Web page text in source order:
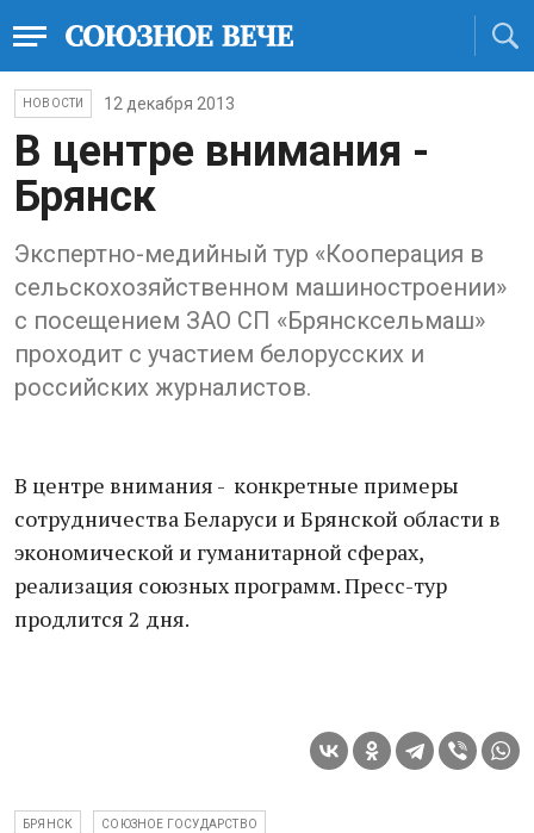
НОВОСТИ 12 декабря 2013
В центре внимания -
Брянск
Экспертно-медийный тур «Кооперация в
сельскохозяйственном машиностроении»
с посещением ЗАО СП «Брянсксельмаш»
проходит с участием белорусских и
российских журналистов.
В центре внимания - конкретные примеры
сотрудничества Беларуси и Брянской области в
экономической и гуманитарной сферах,
реализация союзных программ. Пресс-тур
продлится 2 дня.
БРЯНСК СОЮЗНОЕ ГОСУДАРСТВО